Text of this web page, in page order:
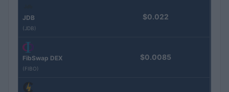
JDB
(JDB)
$0.022
FibSwap DEX
(FIBO)
$0.0085